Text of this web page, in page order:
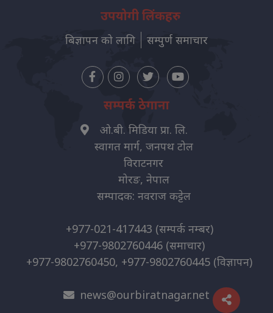
उपयोगी लिंकहरु
बिज्ञापन को लागि सम्पुर्ण समाचार
सम्पर्क ठेगाना
ओ.बी. मिडिया प्रा. लि.
स्वागत मार्ग, जनपथ टोल
विराटनगर
मोरङ, नेपाल
सम्पादक: नवराज कट्टेल
+977-021-417443 (सम्पर्क नम्बर)
+977-9802760446 (समाचार)
+977-9802760450, +977-9802760445 (विज्ञापन)
news@ourbiratnagar.net